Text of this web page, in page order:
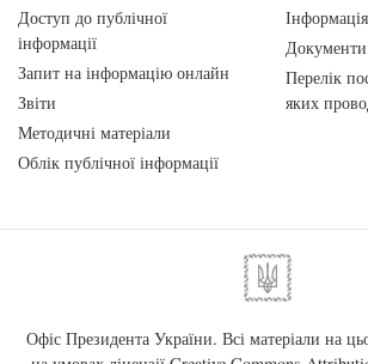
Доступ до публічної
інформації
Запит на інформацію онлайн
Звіти
Методичні матеріали
Облік публічної інформації
Інформація
Документи
Перелік
яких
Офіс Президента України. Всі матеріали на